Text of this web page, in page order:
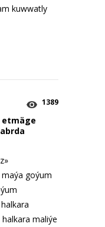
kuwwatly
1389
etmäge
goýum
maliýe